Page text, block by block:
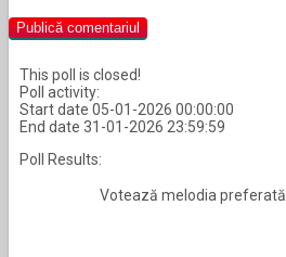
This poll is closed!
Poll activity:
Start date 05-01-2026 00:00:00
End date 31-01-2026 23:59:59
Poll Results:
Votează melodia preferată